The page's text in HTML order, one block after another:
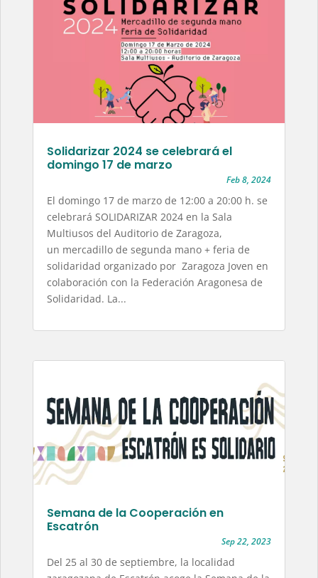
Solidarizar 2024 se celebrará el
domingo 17 de marzo
Feb 8, 2024
El domingo 17 de marzo de 12:00 a 20:00 h. se
celebrará SOLIDARIZAR 2024 en la Sala
Multiusos del Auditorio de Zaragoza,
un mercadillo de segunda mano + feria de
solidaridad organizado por Zaragoza Joven en
colaboración con la Federación Aragonesa de
Solidaridad. La...
Semana de la Cooperación en
Escatrón
Sep 22, 2023
Del 25 al 30 de septiembre, la localidad